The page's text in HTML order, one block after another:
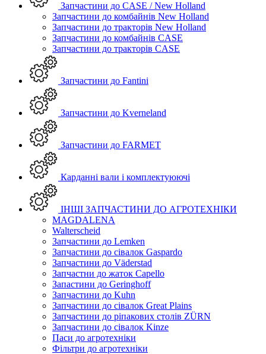
Запчастини до CASE / New Holland
Запчастини до комбайнів New Holland
Запчастини до тракторів New Holland
Запчастини до комбайнів CASE
Запчастини до тракторів CASE
Запчастини до Fantini
Запчастини до Kverneland
Запчастини до FARMET
Карданні вали і комплектуюючі
ІНШІ ЗАПЧАСТИНИ ДО АГРОТЕХНІКИ
MAGDALENA
Walterscheid
Запчастини до Lemken
Запчастини до сівалок Gaspardo
Запчастини до Väderstad
Запчастни до жаток Capello
Запастини до Geringhoff
Запчастини до Kuhn
Запчастини до сівалок Great Plains
Запчастини до ріпакових столів ZÜRN
Запчастини до сівалок Kinze
Паси до агротехніки
Фільтри до агротехніки